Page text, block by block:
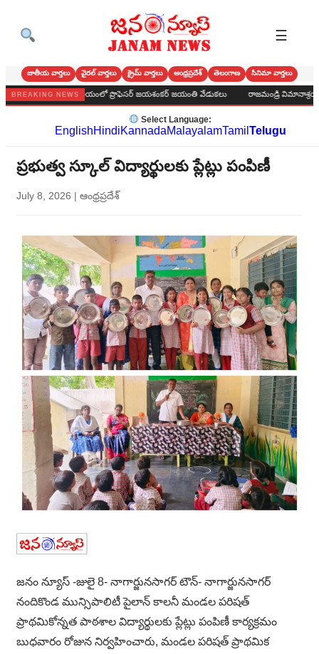
☰
జాతీయ వార్తలు వైరల్ వార్తలు క్రైమ్ వార్తలు ఆంధ్రప్రదేశ్ తెలంగాణ సినిమా వార్తలు
BREAKING NEWS
కార్యాలయంలో ప్రొఫెసర్ జయశంకర్ జయంతి వేడుకలు రాజమండ్రి విమానాశ్రయంలో
Select Language:
EnglishHindiKannadaMalayalamTamil Telugu
ప్రభుత్వ స్కూల్ విద్యార్థులకు ప్లేట్లు పంపిణీ
July 8, 2026 | ఆంధ్రప్రదేశ్
జనం న్యూస్ -జులై 8- నాగార్జునసాగర్ టౌన్- నాగార్జునసాగర్
నందికొండ మున్సిపాలిటీ పైలాన్ కాలనీ మండల పరిషత్
ప్రాథమికోన్నత పాఠశాల విద్యార్థులకు ప్లేట్లు పంపిణీ కార్యక్రమం
బుధవారం రోజున నిర్వహించారు, మండల పరిషత్ ప్రాథమిక